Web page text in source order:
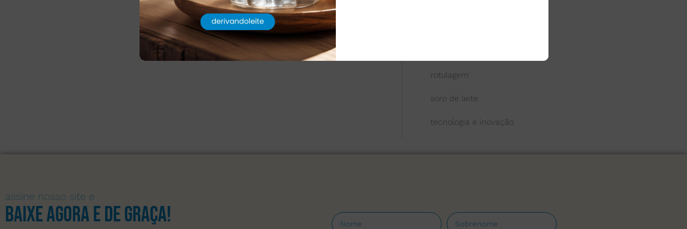
rotulagem
soro de leite
tecnologia e inovação
assine nosso site e
Baixe agora e de graça!